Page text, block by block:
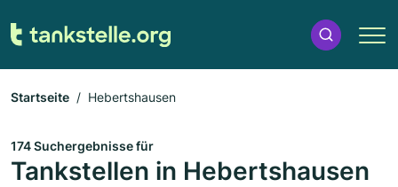
Startseite Hebertshausen
174 Suchergebnisse für
Tankstellen in Hebertshausen